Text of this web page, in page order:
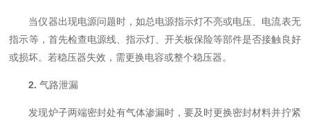
当仪器出现电源问题时，如总电源指示灯不亮或电压、电流表无
指示等，首先检查电源线、指示灯、开关板保险等部件是否接触良好
或损坏。若稳压器失效，需更换电容或整个稳压器。
2. 气路泄漏
发现炉子两端密封处有气体渗漏时，要及时更换密封材料并拧紧